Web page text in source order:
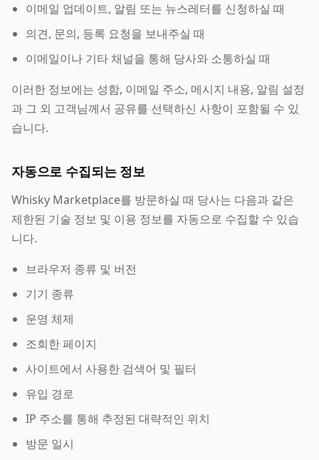
이메일 업데이트, 알림 또는 뉴스레터를 신청하실 때
의견, 문의, 등록 요청을 보내주실 때
이메일이나 기타 채널을 통해 당사와 소통하실 때
이러한 정보에는 성함, 이메일 주소, 메시지 내용, 알림 설정
과 그 외 고객님께서 공유를 선택하신 사항이 포함될 수 있
습니다.
자동으로 수집되는 정보
Whisky Marketplace를 방문하실 때 당사는 다음과 같은
제한된 기술 정보 및 이용 정보를 자동으로 수집할 수 있습
니다.
브라우저 종류 및 버전
기기 종류
운영 체제
조회한 페이지
사이트에서 사용한 검색어 및 필터
유입 경로
IP 주소를 통해 추정된 대략적인 위치
방문 일시